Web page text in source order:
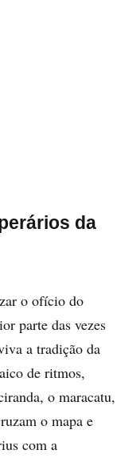
da
o ofício do
parte das vezes
a tradição da
de ritmos,
o maracatu,
o mapa e
com a